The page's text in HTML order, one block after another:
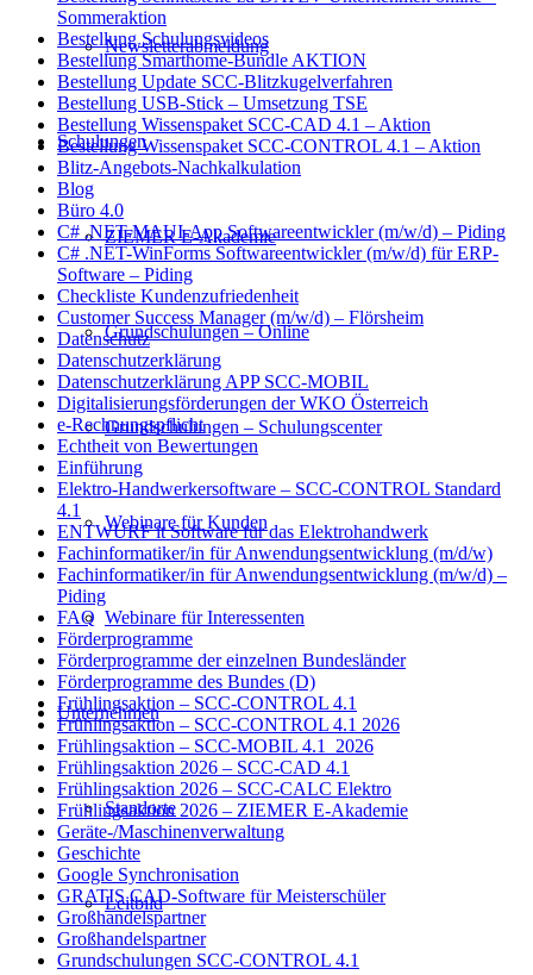
Newsletterabmeldung
Schulungen
ZIEMER E-Akademie
Grundschulungen – Online
Grundschulungen – Schulungscenter
Webinare für Kunden
Webinare für Interessenten
Unternehmen
Standorte
Leitbild
Sommeraktion
Bestellung Schulungsvideos
Bestellung Smarthome-Bundle AKTION
Bestellung Update SCC-Blitzkugelverfahren
Bestellung USB-Stick – Umsetzung TSE
Bestellung Wissenspaket SCC-CAD 4.1 – Aktion
Bestellung Wissenspaket SCC-CONTROL 4.1 – Aktion
Blitz-Angebots-Nachkalkulation
Blog
Büro 4.0
C# .NET-MAUI-App Softwareentwickler (m/w/d) – Piding
C# .NET-WinForms Softwareentwickler (m/w/d) für ERP-
Software – Piding
Checkliste Kundenzufriedenheit
Customer Success Manager (m/w/d) – Flörsheim
Datenschutz
Datenschutzerklärung
Datenschutzerklärung APP SCC-MOBIL
Digitalisierungsförderungen der WKO Österreich
e-Rechnungspflicht
Echtheit von Bewertungen
Einführung
Elektro-Handwerkersoftware – SCC-CONTROL Standard
4.1
ENTWURF it Software für das Elektrohandwerk
Fachinformatiker/in für Anwendungsentwicklung (m/d/w)
Fachinformatiker/in für Anwendungsentwicklung (m/w/d) –
Piding
FAQ
Förderprogramme
Förderprogramme der einzelnen Bundesländer
Förderprogramme des Bundes (D)
Frühlingsaktion – SCC-CONTROL 4.1
Frühlingsaktion – SCC-CONTROL 4.1 2026
Frühlingsaktion – SCC-MOBIL 4.1_2026
Frühlingsaktion 2026 – SCC-CAD 4.1
Frühlingsaktion 2026 – SCC-CALC Elektro
Frühlingsaktion 2026 – ZIEMER E-Akademie
Geräte-/Maschinenverwaltung
Geschichte
Google Synchronisation
GRATIS CAD-Software für Meisterschüler
Großhandelspartner
Großhandelspartner
Grundschulungen SCC-CONTROL 4.1